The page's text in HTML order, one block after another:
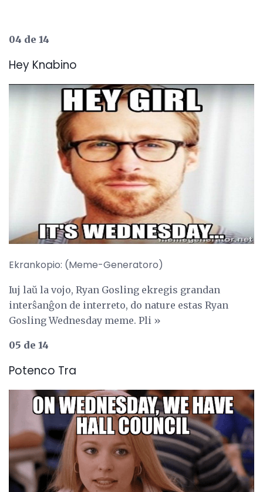
04 de 14
Hey Knabino
Ekrankopio: (Meme-Generatoro)
Iuj laŭ la vojo, Ryan Gosling ekregis grandan
interŝanĝon de interreto, do nature estas Ryan
Gosling Wednesday meme. Pli »
05 de 14
Potenco Tra